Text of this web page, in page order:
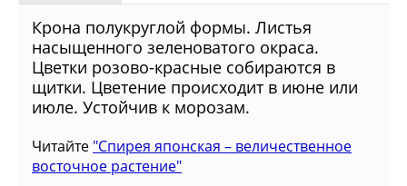
Крона полукруглой формы. Листья
насыщенного зеленоватого окраса.
Цветки розово-красные собираются в
щитки. Цветение происходит в июне или
июле. Устойчив к морозам.
Читайте "Спирея японская – величественное
восточное растение"